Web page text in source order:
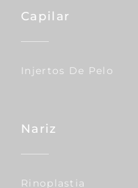
Capilar
Injertos De Pelo
Nariz
Rinoplastia